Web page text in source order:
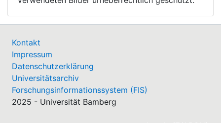
Kontakt
Impressum
Datenschutzerklärung
Universitätsarchiv
Forschungsinformationssystem (FIS)
2025 - Universität Bamberg